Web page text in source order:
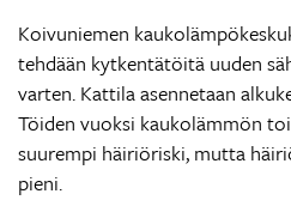
Koivuniemen
tehdään kytkentätöitä uuden
varten. Kattila asennetaan
Töiden vuoksi kaukolämmön
suurempi häiriöriski, mutta
pieni.